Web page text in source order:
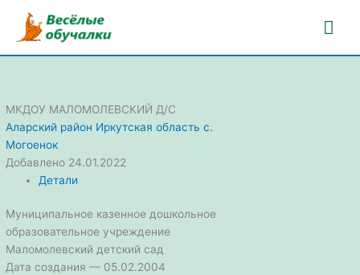
содержимому
МКДОУ МАЛОМОЛЕВСКИЙ Д/С
Аларский район Иркутская область с.
Могоенок
Добавлено 24.01.2022
Детали
Муниципальное казенное дошкольное
образовательное учреждение
Маломолевский детский сад
Дата создания — 05.02.2004